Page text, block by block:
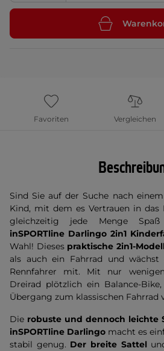
Favoriten Vergleichen
Sind Sie auf der Suche nach
Kind, mit dem es Vertrauen in das
gleichzeitig jede Menge
inSPORTline Darlingo 2in1
Wahl! Dieses praktische 2in1-
als auch ein Fahrrad und
Rennfahrer mit. Mit nur
Dreirad plötzlich ein Balance-
Übergang zum klassischen Fahrrad
Die robuste und dennoch leichte
inSPORTline Darlingo macht es
stabil genug. Der breite Sattel